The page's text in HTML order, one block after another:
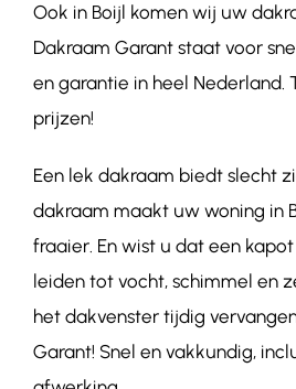
Ook in Boijl komen wij uw
Dakraam Garant staat voor
en garantie in heel Nederland.
prijzen!
Een lek dakraam biedt slecht
dakraam maakt uw woning in
fraaier. En wist u dat een
leiden tot vocht, schimmel en
het dakvenster tijdig
Garant! Snel en vakkundig,